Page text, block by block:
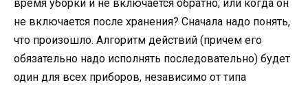
время уборки и не включается обратно, или когда он
не включается после хранения? Сначала надо понять,
что произошло. Алгоритм действий (причем его
обязательно надо исполнять последовательно) будет
один для всех приборов, независимо от типа